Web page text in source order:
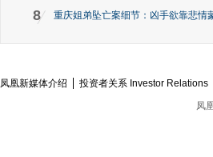
8 重庆姐弟坠亡案细节：凶手欲靠悲情
凤凰新媒体介绍 投资者关系 Investor Relations
凤